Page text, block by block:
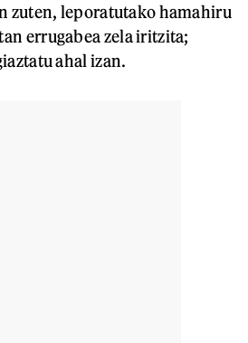
zuten, leporatutako hamahiru
errugabea zela iritzita;
ahal izan.